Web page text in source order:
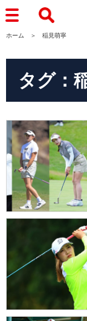
ホーム 稲見萌寧
タグ：